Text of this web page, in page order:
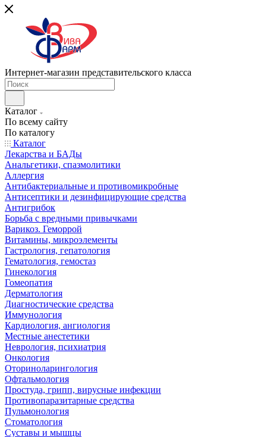
Интернет-магазин представительского класса
Каталог
По всему сайту
По каталогу
Каталог
Лекарства и БАДы
Анальгетики, спазмолитики
Аллергия
Антибактериальные и противомикробные
Антисептики и дезинфицирующие средства
Антигрибок
Борьба с вредными привычками
Варикоз. Геморрой
Витамины, микроэлементы
Гастрология, гепатология
Гематология, гемостаз
Гинекология
Гомеопатия
Дерматология
Диагностические средства
Иммунология
Кардиология, ангиология
Местные анестетики
Неврология, психиатрия
Онкология
Оториноларингология
Офтальмология
Простуда, грипп, вирусные инфекции
Противопаразитарные средства
Пульмонология
Стоматология
Суставы и мышцы